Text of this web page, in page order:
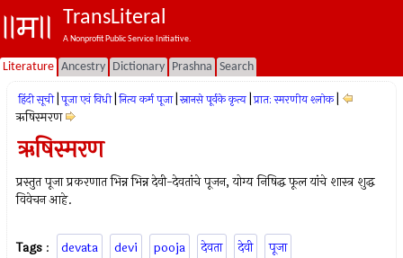
TransLiteral
A Nonprofit Public Service Initiative.
Literature Ancestry Dictionary Prashna Search
हिंदी सूची पूजा एवं विधी नित्य कर्म पूजा स्नानसे पूर्वके कृत्य प्रात: स्मरणीय श्लोक
ऋषिस्मरण
ऋषिस्मरण
प्रस्तुत पूजा प्रकरणात भिन्न भिन्न देवी-देवतांचे पूजन, योग्य निषिद्ध फूल यांचे शास्त्र शुद्ध
विवेचन आहे.
Tags : devata devi pooja देवता देवी पूजा